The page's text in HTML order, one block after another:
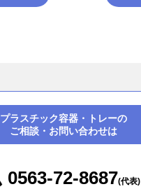
プラスチック容器・トレーの
ご相談・お問い合わせは
0563-72-8687(代表)